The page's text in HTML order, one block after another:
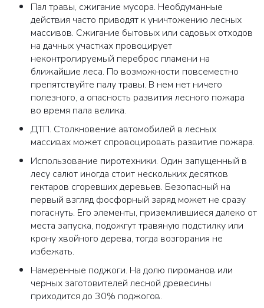
Пал травы, сжигание мусора. Необдуманные
действия часто приводят к уничтожению лесных
массивов. Сжигание бытовых или садовых отходов
на дачных участках провоцирует
неконтролируемый переброс пламени на
ближайшие леса. По возможности повсеместно
препятствуйте палу травы. В нем нет ничего
полезного, а опасность развития лесного пожара
во время пала велика.
ДТП. Столкновение автомобилей в лесных
массивах может спровоцировать развитие пожара.
Использование пиротехники. Один запущенный в
лесу салют иногда стоит нескольких десятков
гектаров сгоревших деревьев. Безопасный на
первый взгляд фосфорный заряд может не сразу
погаснуть. Его элементы, приземлившиеся далеко от
места запуска, подожгут травяную подстилку или
крону хвойного дерева, тогда возгорания не
избежать.
Намеренные поджоги. На долю пироманов или
черных заготовителей лесной древесины
приходится до 30% поджогов.